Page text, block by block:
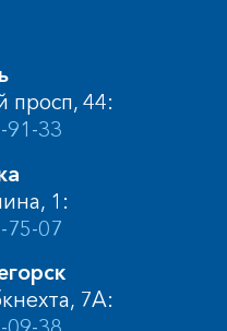
просп, 44:
91-33
1:
75-07
7А: